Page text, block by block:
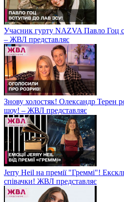
Учасник гурту NAZVA Павло Гоц
– ЖВЛ представляє
Знову холостяк! Олександр Терен
шоу! – ЖВЛ представляє
Jerry Heil на премії "Греммі"!
співачки! ЖВЛ представляє